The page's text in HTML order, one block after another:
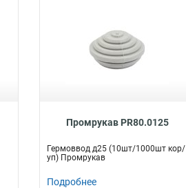
Промрукав PR80.0125
Гермоввод д25 (10шт/1000шт кор/
уп) Промрукав
Подробнее